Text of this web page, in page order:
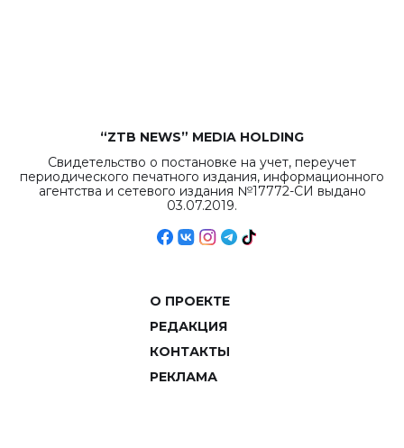
“ZTB NEWS” MEDIA HOLDING
Свидетельство о постановке на учет, переучет
периодического печатного издания, информационного
агентства и сетевого издания №17772-СИ выдано
03.07.2019.
О ПРОЕКТЕ
РЕДАКЦИЯ
КОНТАКТЫ
РЕКЛАМА